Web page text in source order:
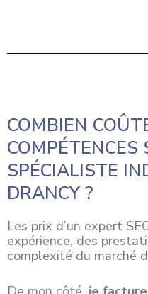
COMBIEN
COMPÉTENCES
SPÉCIALISTE
DRANCY ?
Les prix d’un expert
expérience, des
complexité du marché